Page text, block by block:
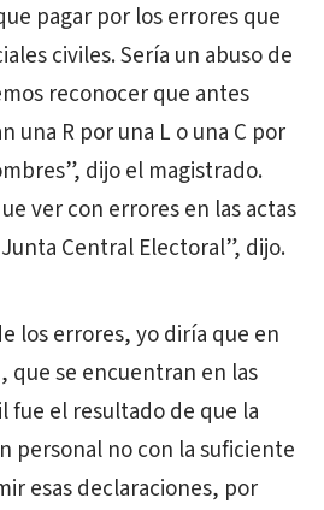
pagar por los errores que
civiles. Sería un abuso de
reconocer que antes
una R por una L o una C por
dijo el magistrado.
ver con errores en las actas
Central Electoral”, dijo.
los errores, yo diría que en
que se encuentran en las
fue el resultado de que la
personal no con la suficiente
esas declaraciones, por